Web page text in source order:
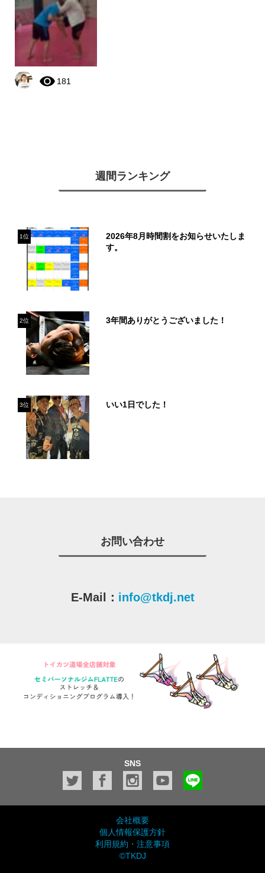
181
週間ランキング
1位
2026年8月時間割をお知らせいたしま
す。
2位 3年間ありがとうございました！
3位 いい1日でした！
お問い合わせ
E-Mail： info@tkdj.net
SNS
会社概要
個人情報保護方針
利用規約・注意事項
©TKDJ